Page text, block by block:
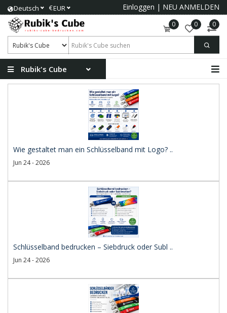
Deutsch €EUR Einloggen | NEU ANMELDEN
0 0 0
Rubik's Cube
Wie gestaltet man ein Schlüsselband mit Logo? ..
Jun 24 - 2026
Schlüsselband bedrucken – Siebdruck oder Subl ..
Jun 24 - 2026